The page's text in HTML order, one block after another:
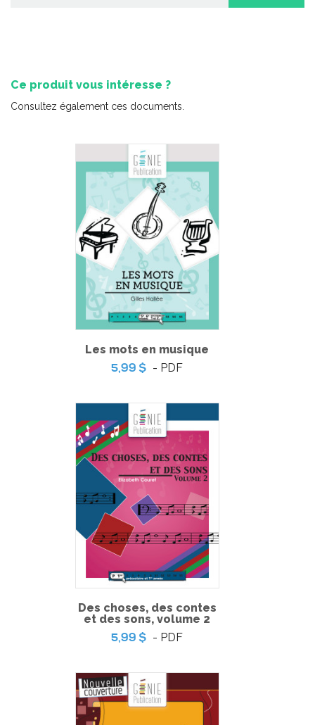
Pratique de l'épreuve ministérielle de français de la fin du
2e cycle du primaire
6,99 $-PDF
Minisérie sur les émotions – Lectures
-PDF
Ce produit vous intéresse ?
Consultez également ces documents.
Les mots en musique
5,99 $ - PDF
Des choses, des contes
et des sons, volume 2
5,99 $ - PDF